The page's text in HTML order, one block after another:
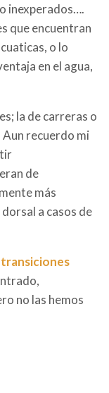
inexperados….
que encuentran
o lo
en el agua,
la de carreras o
Aun recuerdo mi
de
más
a casos de
transiciones
no las hemos